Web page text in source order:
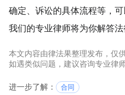
确定、诉讼的具体流程等，
我们的专业律师将为你解答法
本文内容由律法果整理发布，仅
如遇类似问题，建议咨询专业律
进一步了解： 合同